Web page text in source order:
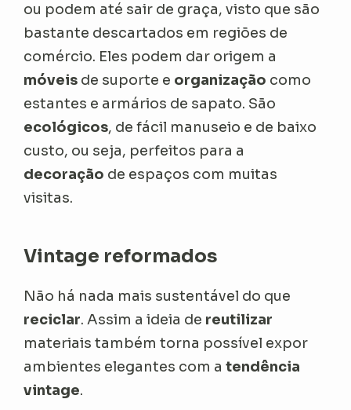
ou podem até sair de graça, visto que são
bastante descartados em regiões de
comércio. Eles podem dar origem a
móveis de suporte e organização como
estantes e armários de sapato. São
ecológicos, de fácil manuseio e de baixo
custo, ou seja, perfeitos para a
decoração de espaços com muitas
visitas.
Vintage reformados
Não há nada mais sustentável do que
reciclar. Assim a ideia de reutilizar
materiais também torna possível expor
ambientes elegantes com a tendência
vintage.